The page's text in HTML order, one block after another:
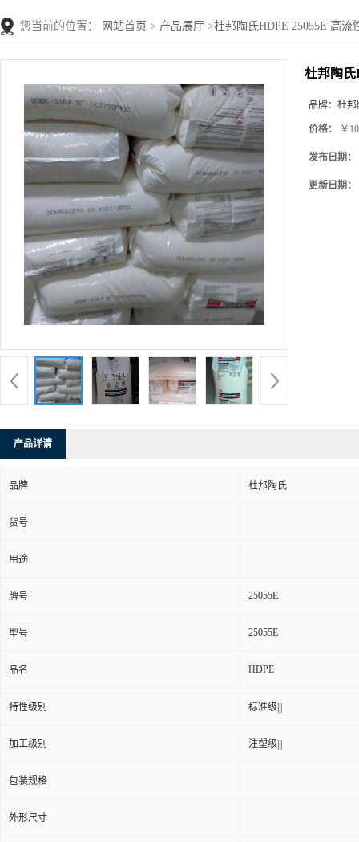
您当前的位置： 网站首页 > 产品展厅 >杜邦陶氏HDPE 25055E 高流
杜邦陶氏
品牌： 杜邦
价格： ￥
发布日期：
更新日期：
产品详请
品牌 杜邦陶氏
货号
用途
牌号 25055E
型号 25055E
品名 HDPE
特性级别 标准级|||
加工级别 注塑级|||
包装规格
外形尺寸